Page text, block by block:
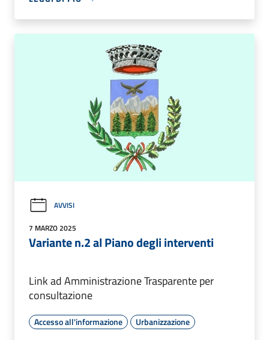
AVVISI
7 MARZO 2025
Variante n.2 al Piano degli interventi
Link ad Amministrazione Trasparente per
consultazione
Accesso all'informazione Urbanizzazione